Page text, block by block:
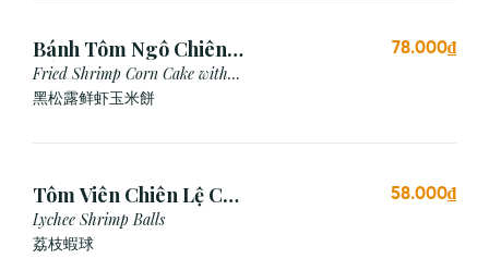
Bánh Tôm Ngô Chiên
Nấm Truffle (3 viên)
Fried Shrimp Corn Cake with
Truffle
黑松露鲜虾玉米餅
78.000₫
Tôm Viên Chiên Lệ Chi
(3 viên)
Lychee Shrimp Balls
荔枝蝦球
58.000₫